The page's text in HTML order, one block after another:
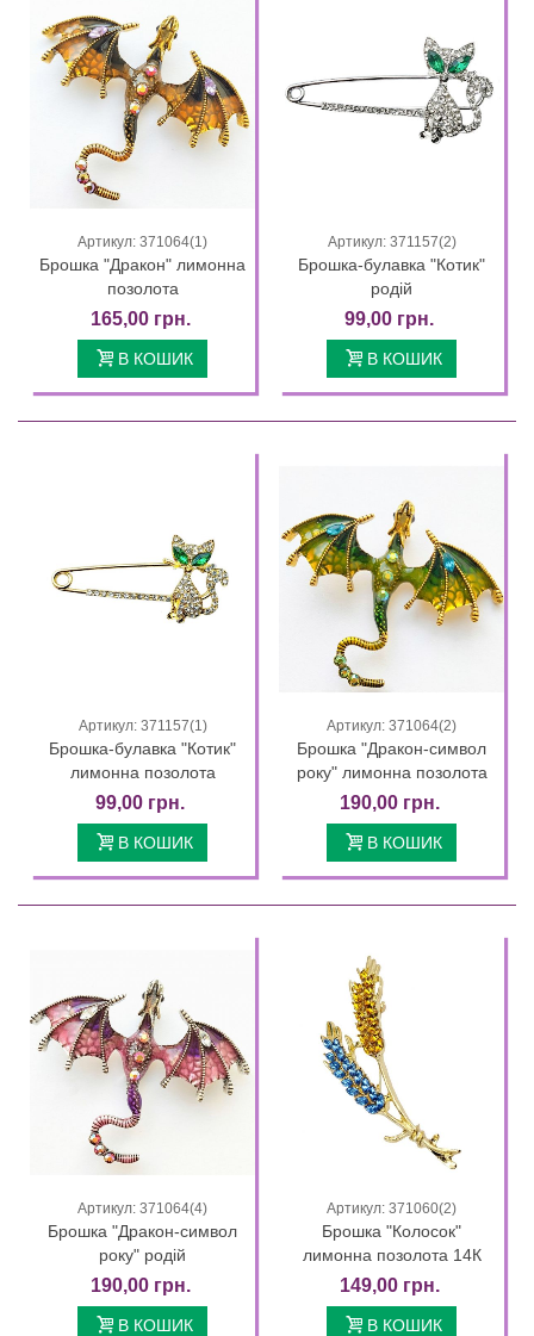
Артикул: 371064(1)
Брошка "Дракон" лимонна
позолота
165,00 грн.
В КОШИК
Артикул: 371157(2)
Брошка-булавка "Котик"
родій
99,00 грн.
В КОШИК
Артикул: 371157(1)
Брошка-булавка "Котик"
лимонна позолота
99,00 грн.
В КОШИК
Артикул: 371064(2)
Брошка "Дракон-символ
року" лимонна позолота
190,00 грн.
В КОШИК
Артикул: 371064(4)
Брошка "Дракон-символ
року" родій
190,00 грн.
В КОШИК
Артикул: 371060(2)
Брошка "Колосок"
лимонна позолота 14К
149,00 грн.
В КОШИК